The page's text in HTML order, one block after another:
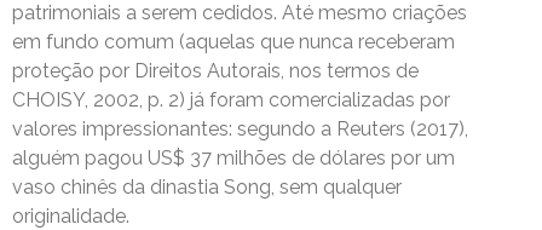
patrimoniais a serem cedidos. Até mesmo criações
em fundo comum (aquelas que nunca receberam
proteção por Direitos Autorais, nos termos de
CHOISY, 2002, p. 2) já foram comercializadas por
valores impressionantes: segundo a Reuters (2017),
alguém pagou US$ 37 milhões de dólares por um
vaso chinês da dinastia Song, sem qualquer
originalidade.